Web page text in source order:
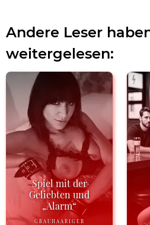
Andere Leser
weitergelesen:
Spiel mit der
Geliebten und
„Alarm“
GRAUHAARIGER